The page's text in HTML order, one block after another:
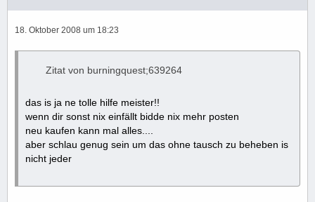
18. Oktober 2008 um 18:23
Zitat von burningquest;639264
das is ja ne tolle hilfe meister!!
wenn dir sonst nix einfällt bidde nix mehr posten
neu kaufen kann mal alles....
aber schlau genug sein um das ohne tausch zu beheben is
nicht jeder